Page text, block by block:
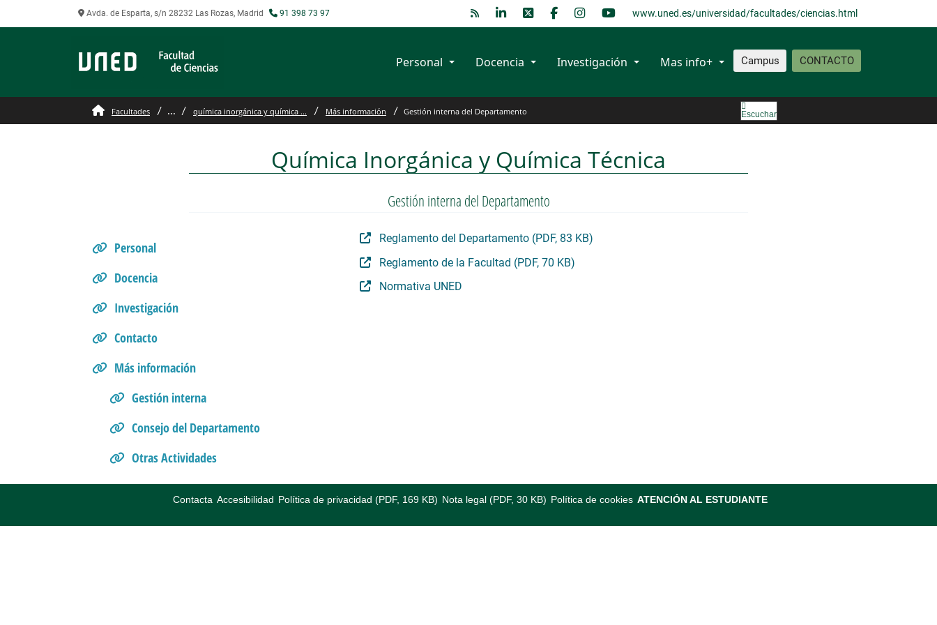
Avda. de Esparta, s/n 28232 Las Rozas, Madrid 91 398 73 97 www.uned.es/universidad/facultades/ciencias.html
Campus CONTACTO
Personal Docencia Investigación Mas info+
Gestión interna del Departamento
Facultades ... química inorgánica y química ... Más información Gestión interna del Departamento Escuchar
Química Inorgánica y Química Técnica
Gestión interna del Departamento
Personal
Docencia
Investigación
Contacto
Más información
Gestión interna
Consejo del Departamento
Otras Actividades
Reglamento del Departamento (PDF, 83 KB)
Reglamento de la Facultad (PDF, 70 KB)
Normativa UNED
Contacta Accesibilidad Política de privacidad (PDF, 169 KB) Nota legal (PDF, 30 KB) Política de cookies ATENCIÓN AL ESTUDIANTE